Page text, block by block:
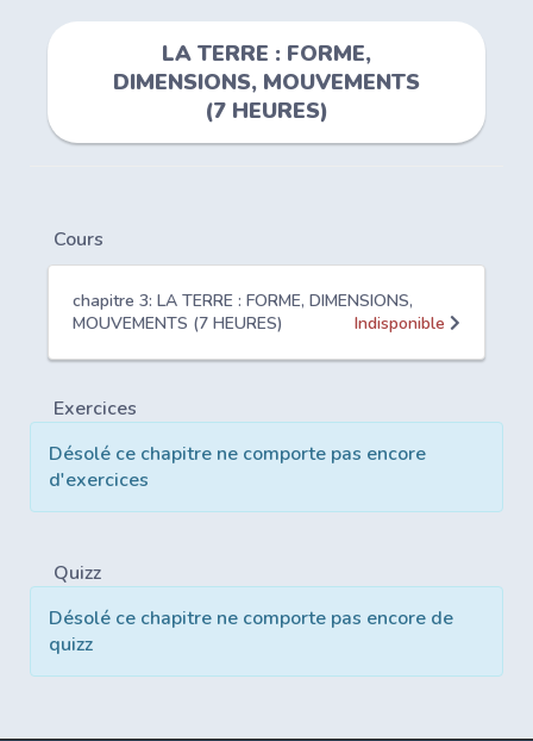
LA TERRE : FORME,
DIMENSIONS, MOUVEMENTS
(7 HEURES)
Cours
chapitre 3: LA TERRE : FORME, DIMENSIONS,
MOUVEMENTS (7 HEURES)
Indisponible
Exercices
Désolé ce chapitre ne comporte pas encore
d'exercices
Quizz
Désolé ce chapitre ne comporte pas encore de
quizz